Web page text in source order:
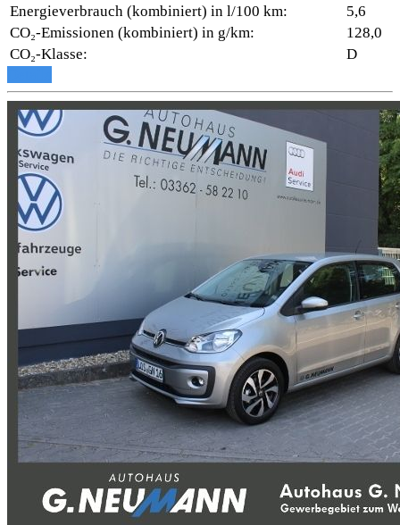
Energieverbrauch (kombiniert) in l/100 km:
5,6
CO₂-Emissionen (kombiniert) in g/km:
128,0
CO₂-Klasse:
D